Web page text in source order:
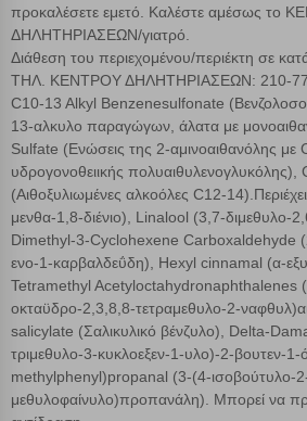
προκαλέσετε εμετό. Καλέστε αμέσως το
ΔΗΛΗΤΗΡΙΑΣΕΩΝ/γιατρό.
Διάθεση του περιεχομένου/περιέκτη σε
ΤΗΛ. ΚΕΝΤΡΟΥ ΔΗΛΗΤΗΡΙΑΣΕΩΝ: 210-
C10-13 Alkyl Benzenesulfonate
13-αλκυλο παραγώγων, άλατα με
Sulfate (Ενώσεις της 2-αμινοαιθανόλης με
υδρογονοθειικής
(Αιθοξυλιωμένες αλκοόλες C12-
μενθα-1,8-διένιο), Linalool (3,7-διμεθυλο-
Dimethyl-3-Cyclohexene Carboxaldehyde
ενο-1-καρβαλδεΰδη), Hexyl cinnamal (α-
Tetramethyl Acetyloctahydronaphthalenes
οκταϋδρο-2,3,8,8-τετραμεθυλο-2-
salicylate (Σαλικυλικό βένζυλο), Delta-
τριμεθυλο-3-κυκλοεξεν-1-υλο)-2-βουτεν-
methylphenyl)propanal (3-(4-ισοβούτυλο-
μεθυλοφαίνυλο)προπανάλη). Μπορεί να